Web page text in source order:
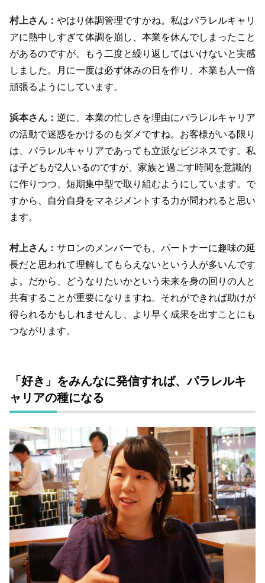
村上さん： やはり体調管理ですかね。私はパラレルキャリ
アに熱中しすぎて体調を崩し、本業を休んでしまったこと
があるのですが、もう二度と繰り返してはいけないと実感
しました。月に一度は必ず休みの日を作り、本業も人一倍
頑張るようにしています。
浜本さん： 逆に、本業の忙しさを理由にパラレルキャリア
の活動で迷惑をかけるのもダメですね。お客様がいる限り
は、パラレルキャリアであっても立派なビジネスです。私
は子どもが2人いるのですが、家族と過ごす時間を意識的
に作りつつ、短期集中型で取り組むようにしています。で
すから、自分自身をマネジメントする力が問われると思い
ます。
村上さん： サロンのメンバーでも、パートナーに趣味の延
長だと思われて理解してもらえないという人が多いんです
よ。だから、どうなりたいかという未来を身の回りの人と
共有することが重要になりますね。それができれば助けが
得られるかもしれませんし、より早く成果を出すことにも
つながります。
「好き」をみんなに発信すれば、パラレルキ
ャリアの種になる